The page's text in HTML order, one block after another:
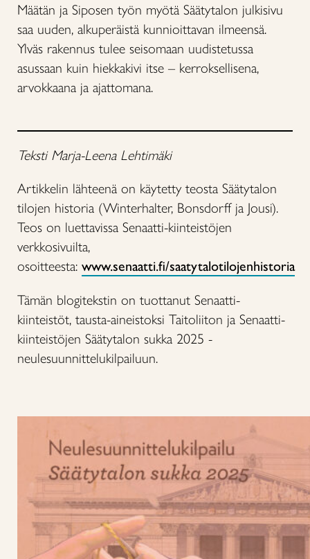
Määtän ja Siposen työn myötä Säätytalon julkisivu
saa uuden, alkuperäistä kunnioittavan ilmeensä.
Ylväs rakennus tulee seisomaan uudistetussa
asussaan kuin hiekkakivi itse – kerroksellisena,
arvokkaana ja ajattomana.
Teksti Marja-Leena Lehtimäki
Artikkelin lähteenä on käytetty teosta Säätytalon
tilojen historia (Winterhalter, Bonsdorff ja Jousi).
Teos on luettavissa Senaatti-kiinteistöjen
verkkosivuilta,
osoitteesta: www.senaatti.fi/saatytalotilojenhistoria
Tämän blogitekstin on tuottanut Senaatti-
kiinteistöt, tausta-aineistoksi Taitoliiton ja Senaatti-
kiinteistöjen Säätytalon sukka 2025 -
neulesuunnittelukilpailuun.